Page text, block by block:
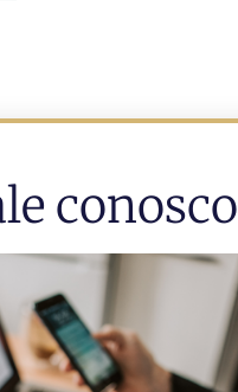
conosco